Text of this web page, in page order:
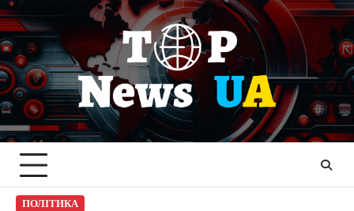
Перейти
до
вмісту
ПОЛІТИКА